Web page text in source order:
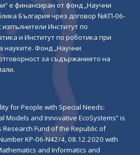
е финансиран от фонд „Научни
България чрез договор №КП-06-
Институт по
и Институт по роботика при
науките. Фонд „Научни
за съдържанието на
for People with Special Needs:
Models and Innovative EcoSystems” is
Fund of the Republic of
KP-06-N42/4, 08.12.2020 with
and Informatics and